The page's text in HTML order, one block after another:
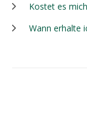
Kostet es
Wann erhalte